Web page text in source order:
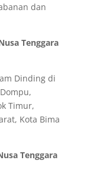
dan
Tenggara
Dinding di
Timur,
Kota Bima
Tenggara